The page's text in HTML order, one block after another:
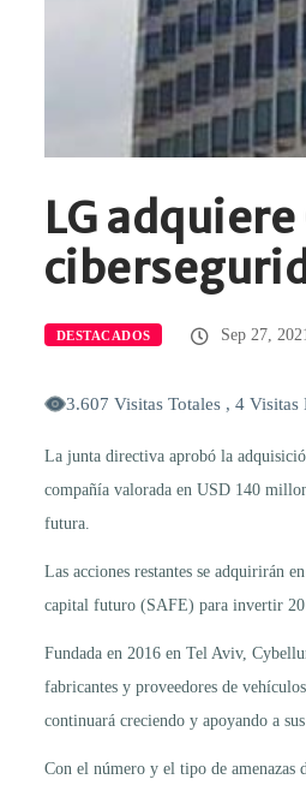
LG
DESTACADOS Sep 27, 2021
3.607 Visitas Totales , 4 Visitas
La junta directiva aprobó la
compañía valorada en USD 140
futura.
Las acciones restantes se adquirirán
capital futuro (SAFE) para invertir 20
Fundada en 2016 en Tel Aviv,
fabricantes y proveedores de
continuará creciendo y apoyando a
Con el número y el tipo de amenazas